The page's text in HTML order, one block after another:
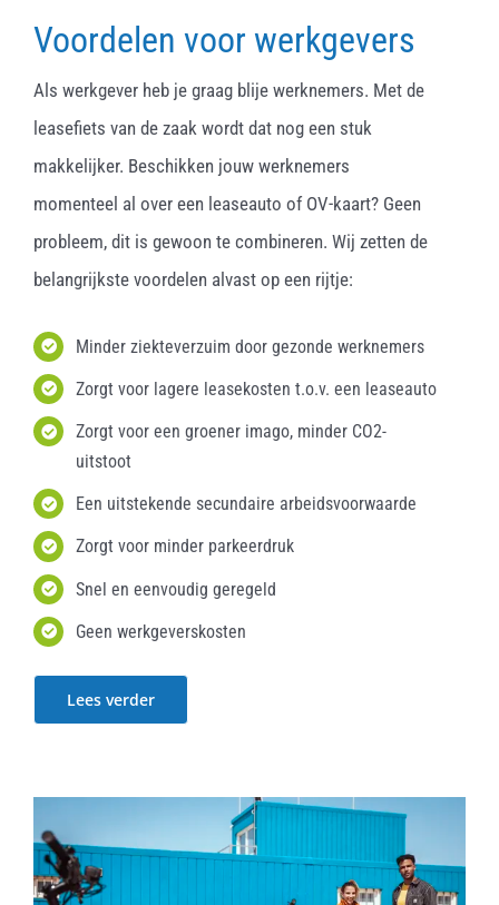
Voordelen voor werkgevers
Als werkgever heb je graag blije werknemers. Met de
leasefiets van de zaak wordt dat nog een stuk
makkelijker. Beschikken jouw werknemers
momenteel al over een leaseauto of OV-kaart? Geen
probleem, dit is gewoon te combineren. Wij zetten de
belangrijkste voordelen alvast op een rijtje:
Minder ziekteverzuim door gezonde werknemers
Zorgt voor lagere leasekosten t.o.v. een leaseauto
Zorgt voor een groener imago, minder CO2-
uitstoot
Een uitstekende secundaire arbeidsvoorwaarde
Zorgt voor minder parkeerdruk
Snel en eenvoudig geregeld
Geen werkgeverskosten
Lees verder